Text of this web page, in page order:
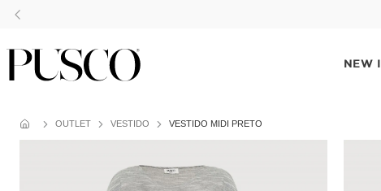
NEW
OUTLET VESTIDO VESTIDO MIDI PRETO